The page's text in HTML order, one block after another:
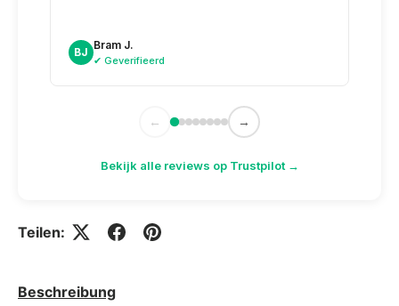
BJ
Bram J.
✔ Geverifieerd
← →
Bekijk alle reviews op Trustpilot →
Teilen:
Beschreibung